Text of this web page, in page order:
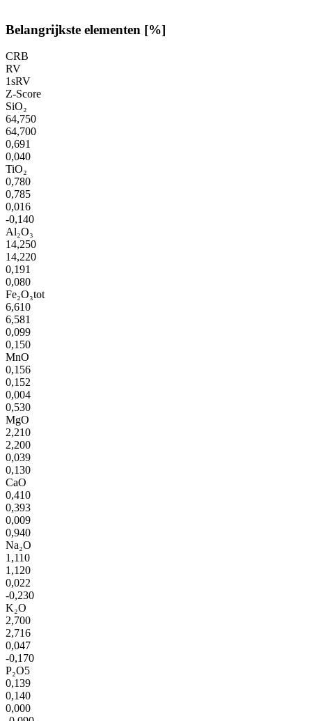
Belangrijkste elementen [%]
CRB
RV
1sRV
Z-Score
SiO₂
64,750
64,700
0,691
0,040
TiO₂
0,780
0,785
0,016
-0,140
Al₂O₃
14,250
14,220
0,191
0,080
Fe₂O₃tot
6,610
6,581
0,099
0,150
MnO
0,156
0,152
0,004
0,530
MgO
2,210
2,200
0,039
0,130
CaO
0,410
0,393
0,009
0,940
Na₂O
1,110
1,120
0,022
-0,230
K₂O
2,700
2,716
0,047
-0,170
P₂O5
0,139
0,140
0,000